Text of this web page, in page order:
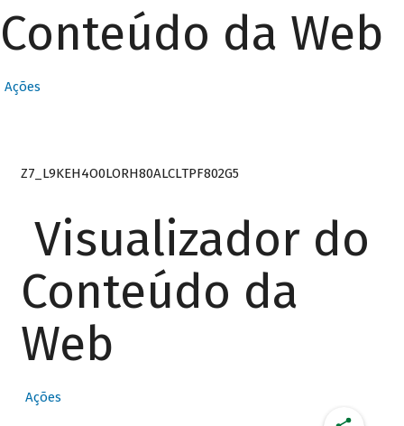
Conteúdo da Web
Ações
Z7_L9KEH4O0LORH80ALCLTPF802G5
Visualizador do
Conteúdo da
Web
Ações